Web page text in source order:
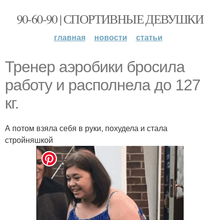
90-60-90 | СПОРТИВНЫЕ ДЕВУШКИ
главная новости статьи
Тренер аэробики бросила
работу и располнела до 127
кг.
А потом взяла себя в руки, похудела и стала
стройняшкой